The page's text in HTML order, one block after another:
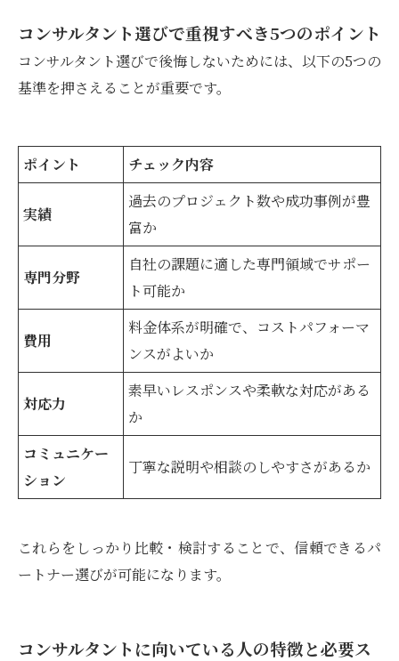
コンサルタント選びで重視すべき5つのポイント
コンサルタント選びで後悔しないためには、以下の5つの
基準を押さえることが重要です。
ポイント チェック内容
実績
過去のプロジェクト数や成功事例が豊
富か
専門分野
自社の課題に適した専門領域でサポー
ト可能か
費用
料金体系が明確で、コストパフォーマ
ンスがよいか
対応力
素早いレスポンスや柔軟な対応がある
か
コミュニケー
ション
丁寧な説明や相談のしやすさがあるか
これらをしっかり比較・検討することで、信頼できるパ
ートナー選びが可能になります。
コンサルタントに向いている人の特徴と必要ス